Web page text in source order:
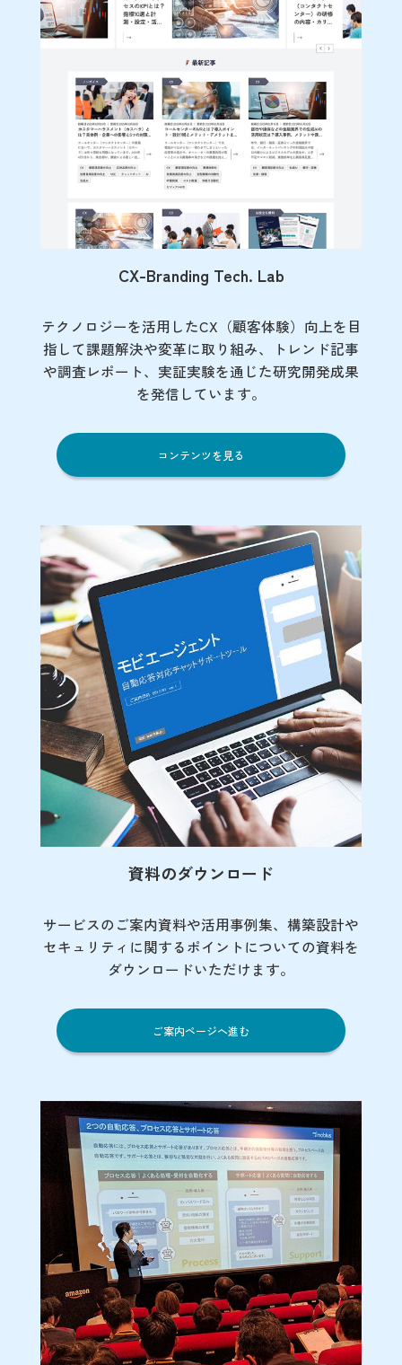
CX-Branding Tech. Lab
テクノロジーを活用したCX（顧客体験）向上を目
指して課題解決や変革に取り組み、トレンド記事
や調査レポート、実証実験を通じた研究開発成果
を発信しています。
コンテンツを見る
資料のダウンロード
サービスのご案内資料や活用事例集、 構築設計や
セキュリティに関するポイントについての資料を
ダウンロードいただけます。
ご案内ページへ進む